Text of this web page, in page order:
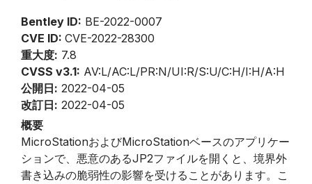
Bentley ID: BE-2022-0007
CVE ID: CVE-2022-28300
重大度: 7.8
CVSS v3.1: AV:L/AC:L/PR:N/UI:R/S:U/C:H/I:H/A:H
公開日: 2022-04-05
改訂日: 2022-04-05
概要
MicroStationおよびMicroStationベースのアプリケー
ションで、悪意のあるJP2ファイルを開くと、境界外
書き込みの脆弱性の影響を受けることがあります。こ